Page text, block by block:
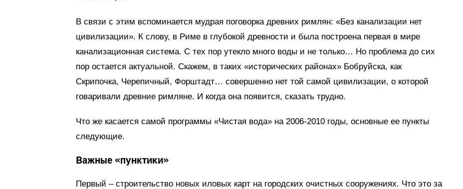
В связи с этим вспоминается мудрая поговорка древних римлян: «Без канализации нет
цивилизации». К слову, в Риме в глубокой древности и была построена первая в мире
канализационная система. С тех пор утекло много воды и не только… Но проблема до сих
пор остается актуальной. Скажем, в таких «исторических районах» Бобруйска, как
Скрипочка, Черепичный, Форштадт… совершенно нет той самой цивилизации, о которой
говаривали древние римляне. И когда она появится, сказать трудно.
Что же касается самой программы «Чистая вода» на 2006-2010 годы, основные ее пункты
следующие.
Важные «пунктики»
Первый – строительство новых иловых карт на городских очистных сооружениях. Что это за